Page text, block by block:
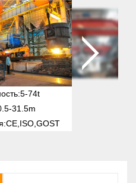
5-74t
31.5m
CE,ISO,GOST